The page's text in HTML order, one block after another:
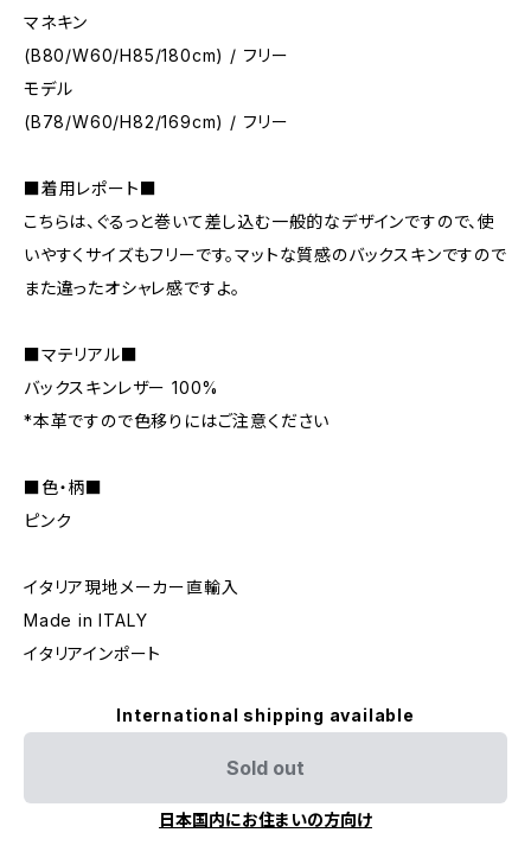
マネキン
(B80/W60/H85/180cm) / フリー
モデル
(B78/W60/H82/169cm) / フリー
■着用レポート■
こちらは、ぐるっと巻いて差し込む一般的なデザインですので、使
いやすくサイズもフリーです。マットな質感のバックスキンですので
また違ったオシャレ感ですよ。
■マテリアル■
バックスキンレザー 100%
*本革ですので色移りにはご注意ください
■色・柄■
ピンク
イタリア現地メーカー直輸入
Made in ITALY
イタリアインポート
International shipping available
Sold out
日本国内にお住まいの方向け